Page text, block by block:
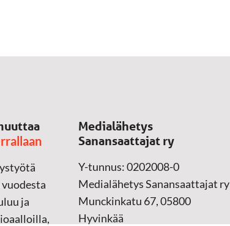
ja
Medialähetys
Sanansaattajat ry
Y-tunnus: 0202008-0
Medialähetys Sanansaattajat ry
Munckinkatu 67, 05800
Hyvinkää